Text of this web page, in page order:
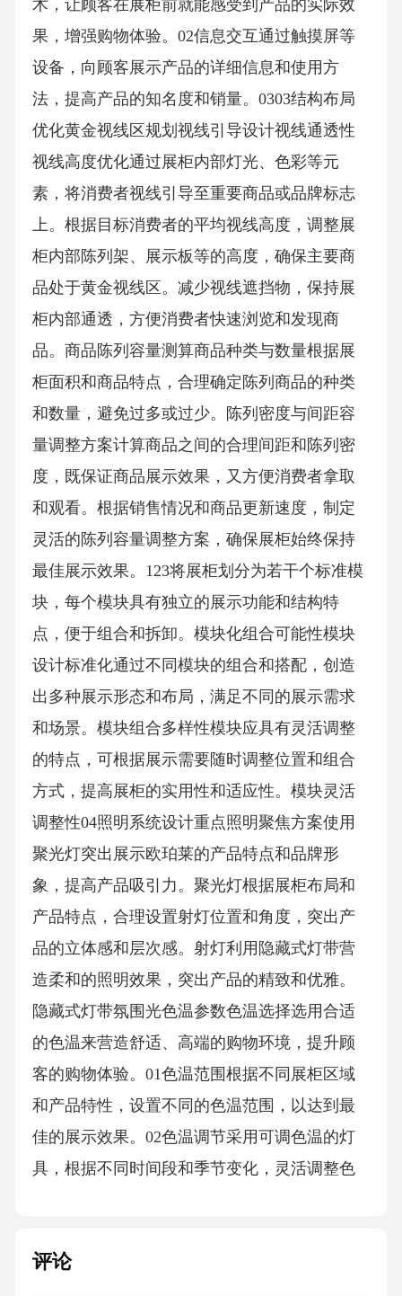
质打造展柜的框架和结构，展现出奢华、高贵
的气质。高端金属珍贵木材玻璃材质采用稀有
的木材作为展柜的装饰面板，增加展柜的档次
和质感。使用高质量的玻璃作为展柜的透明部
分，让顾客可以清晰地看到内部的产品。科技
交互装置整合智能感应运用智能感应技术，实
现展柜的自动开关、灯光调节等功能，提高顾
客的体验感受。01虚拟现实借助虚拟现实技
术，让顾客在展柜前就能感受到产品的实际效
果，增强购物体验。02信息交互通过触摸屏等
设备，向顾客展示产品的详细信息和使用方
法，提高产品的知名度和销量。0303结构布局
优化黄金视线区规划视线引导设计视线通透性
视线高度优化通过展柜内部灯光、色彩等元
素，将消费者视线引导至重要商品或品牌标志
上。根据目标消费者的平均视线高度，调整展
柜内部陈列架、展示板等的高度，确保主要商
品处于黄金视线区。减少视线遮挡物，保持展
柜内部通透，方便消费者快速浏览和发现商
品。商品陈列容量测算商品种类与数量根据展
柜面积和商品特点，合理确定陈列商品的种类
和数量，避免过多或过少。陈列密度与间距容
量调整方案计算商品之间的合理间距和陈列密
度，既保证商品展示效果，又方便消费者拿取
和观看。根据销售情况和商品更新速度，制定
灵活的陈列容量调整方案，确保展柜始终保持
最佳展示效果。123将展柜划分为若干个标准模
块，每个模块具有独立的展示功能和结构特
点，便于组合和拆卸。模块化组合可能性模块
设计标准化通过不同模块的组合和搭配，创造
出多种展示形态和布局，满足不同的展示需求
和场景。模块组合多样性模块应具有灵活调整
的特点，可根据展示需要随时调整位置和组合
方式，提高展柜的实用性和适应性。模块灵活
调整性04照明系统设计重点照明聚焦方案使用
聚光灯突出展示欧珀莱的产品特点和品牌形
象，提高产品吸引力。聚光灯根据展柜布局和
产品特点，合理设置射灯位置和角度，突出产
隐藏式灯带氛围光色温参数色温选择选用合适